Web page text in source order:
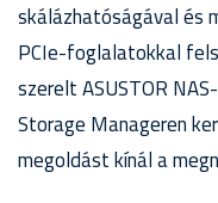
skálázhatóságával és
PCIe-foglalatokkal
szerelt ASUSTOR
Storage Manageren
megoldást kínál a